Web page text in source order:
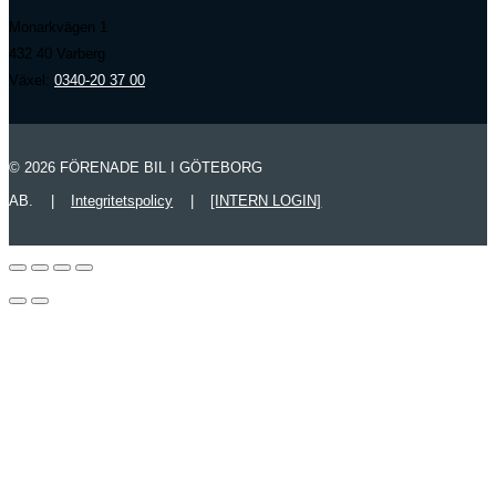
Monarkvägen 1
432 40 Varberg
Växel: 0340-20 37 00
© 2026 FÖRENADE BIL I GÖTEBORG
AB.
Integritetspolicy [INTERN LOGIN]